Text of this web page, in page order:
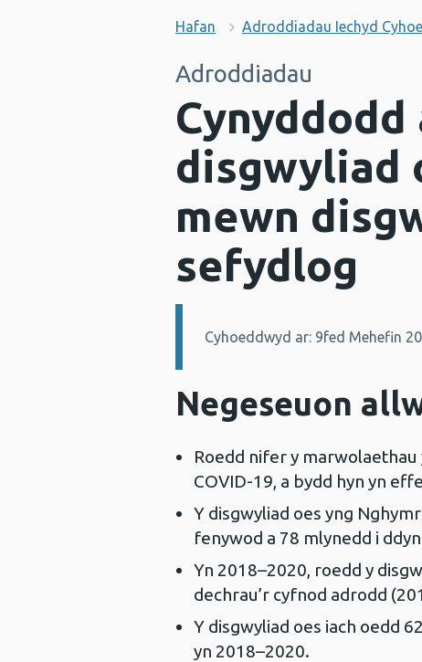
Hafan Adroddiadau Iechyd
Adroddiadau
disgwyliad
mewn
sefydlog
Manylion:
Cyhoeddwyd ar: 9fed Mehefin
Negeseuon
Roedd nifer y
COVID-19, a bydd hyn yn
Y disgwyliad oes yng
fenywod a 78 mlynedd i
Yn 2018–2020, roedd y
dechrau’r cyfnod adrodd
Y disgwyliad oes iach oedd
yn 2018–2020.